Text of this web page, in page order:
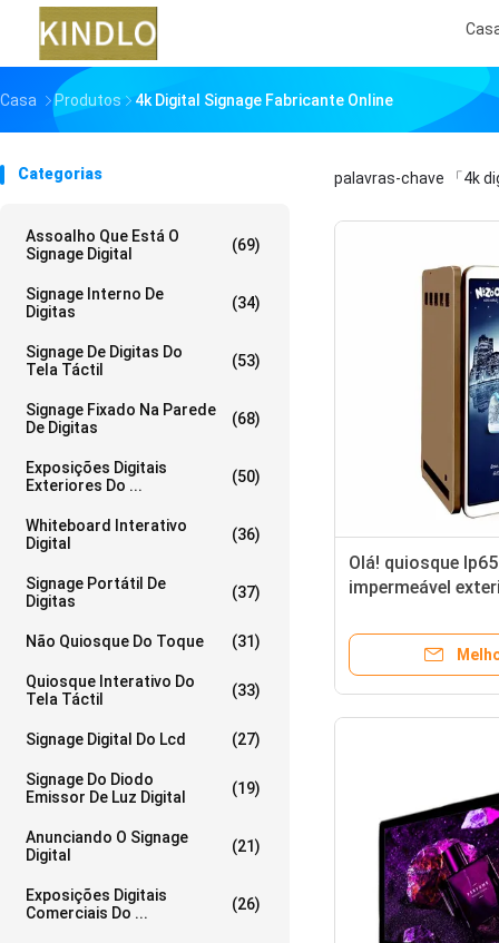
Casa Produtos 4k Digital Signage Fabricante Online
Categorias
Assoalho Que Está O
Signage Digital
(69)
Signage Interno De
Digitas
(34)
Signage De Digitas Do
Tela Táctil
(53)
Signage Fixado Na Parede
De Digitas
(68)
Exposições Digitais
Exteriores Do ...
(50)
Whiteboard Interativo
Digital
(36)
Signage Portátil De
Digitas
(37)
Não Quiosque Do Toque (31)
Quiosque Interativo Do
Tela Táctil
(33)
Signage Digital Do Lcd (27)
Signage Do Diodo
Emissor De Luz Digital
(19)
Anunciando O Signage
Digital
(21)
Exposições Digitais
Comerciais Do ...
(26)
palavras-chave 「4k
Olá! quiosque
impermeável